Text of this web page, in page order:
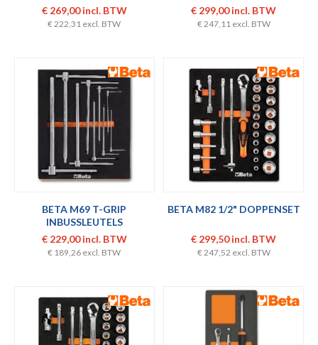
€ 269,00 incl. BTW
€ 222,31 excl. BTW
€ 299,00 incl. BTW
€ 247,11 excl. BTW
BETA M69 T-GRIP
INBUSSLEUTELS
€ 229,00 incl. BTW
€ 189,26 excl. BTW
BETA M82 1/2" DOPPENSET
€ 299,50 incl. BTW
€ 247,52 excl. BTW